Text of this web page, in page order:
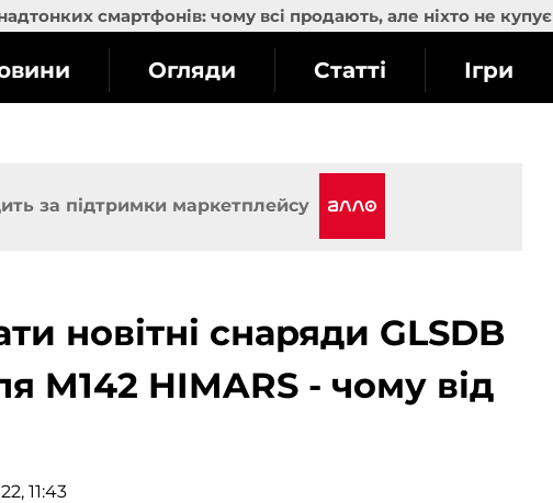
смартфонів: чому всі продають, але ніхто не купує
Огляди Статті Ігри
за підтримки маркетплейсу
новітні снаряди GLSDB
M142 HIMARS - чому від
11:43